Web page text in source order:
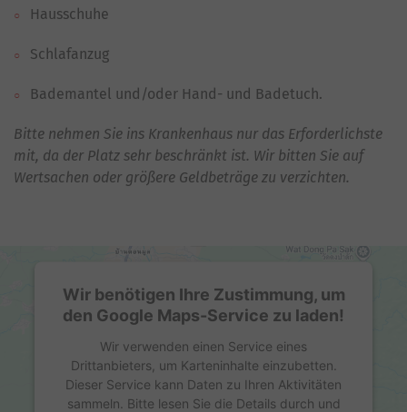
Hausschuhe
Schlafanzug
Bademantel und/oder Hand- und Badetuch.
Bitte nehmen Sie ins Krankenhaus nur das Erforderlichste
mit, da der Platz sehr beschränkt ist. Wir bitten Sie auf
Wertsachen oder größere Geldbeträge zu verzichten.
Wir benötigen Ihre Zustimmung, um
den Google Maps-Service zu laden!
Wir verwenden einen Service eines
Drittanbieters, um Karteninhalte einzubetten.
Dieser Service kann Daten zu Ihren Aktivitäten
sammeln. Bitte lesen Sie die Details durch und